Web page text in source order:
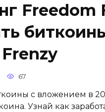
Freedom
67
с вложением в
Узнай как